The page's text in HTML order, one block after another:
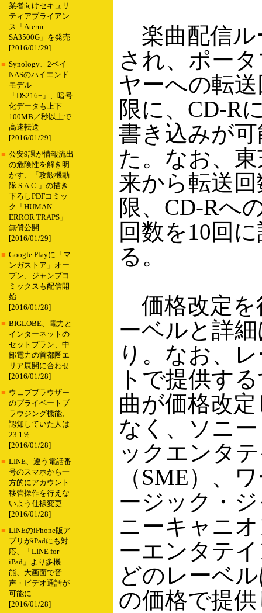
業者向けセキュリ
ティアプライアン
ス「Aterm
SA3500G」を発売
[2016/01/29]
■ Synology、2ベイ
NASのハイエンド
モデル
「DS216+」、暗号
化データも上下
100MB／秒以上で
高速転送
[2016/01/29]
■ 公安9課が情報流出
の危険性を解き明
かす、「攻殻機動
隊 S.A.C.」の描き
下ろしPDFコミッ
ク「HUMAN-
ERROR TRAPS」
無償公開
[2016/01/29]
■ Google Playに「マ
ンガストア」オー
プン、ジャンプコ
ミックスも配信開
始
[2016/01/28]
■ BIGLOBE、電力と
インターネットの
セットプラン、中
部電力の首都圏エ
リア展開に合わせ
[2016/01/28]
■ ウェブブラウザー
のプライベートブ
ラウジング機能、
認知していた人は
23.1％
[2016/01/28]
■ LINE、違う電話番
号のスマホから一
方的にアカウント
移管操作を行えな
いよう仕様変更
[2016/01/28]
■ LINEのiPhone版ア
プリがiPadにも対
応、「LINE for
iPad」より多機
能、大画面で音
声・ビデオ通話が
可能に
[2016/01/28]
楽曲配信ル
され、ポー
ヤーへの転
限に、CD-R
書き込みが
た。なお、
来から転送
限、CD-Rへ
回数を10回
る。
価格改定を
ーベルと詳
り。なお、
トで提供す
曲が価格改
なく、ソニ
ックエンタ
（SME）、
ージック・
ニーキャニ
ーエンタテ
どのレーベ
の価格で提